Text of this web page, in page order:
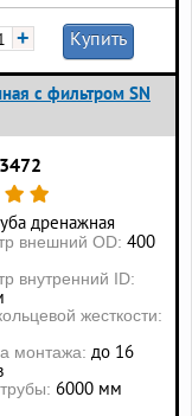
+ Купить
с фильтром SN
3472
дренажная
внешний OD: 400
внутренний ID:
жесткости:
монтажа: до 16
6000 мм